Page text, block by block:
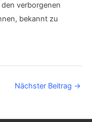
verborgenen
bekannt zu
Nächster Beitrag →